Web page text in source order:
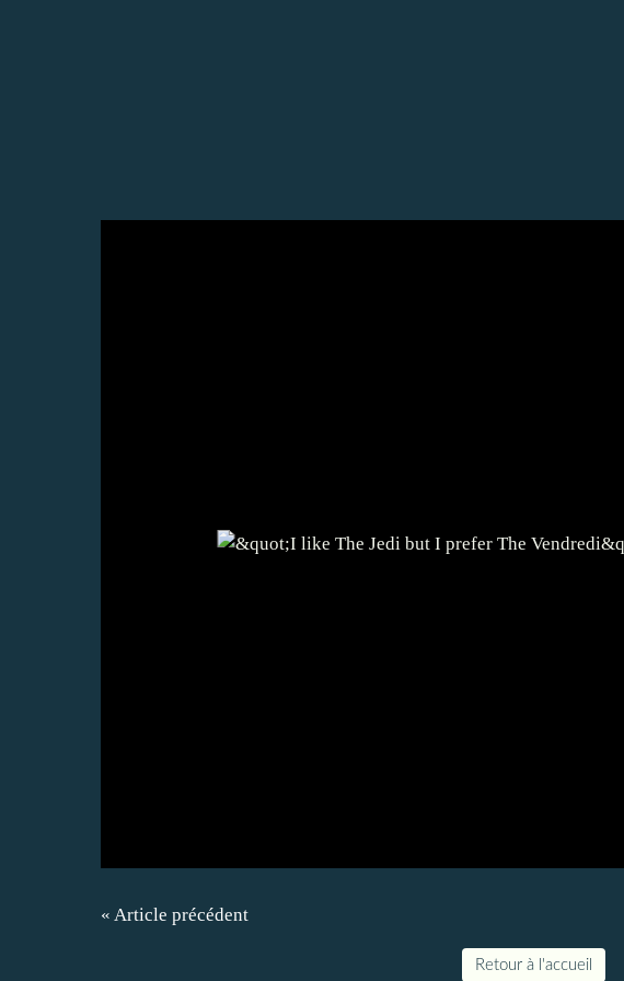
« Article précédent
Retour à l'accueil